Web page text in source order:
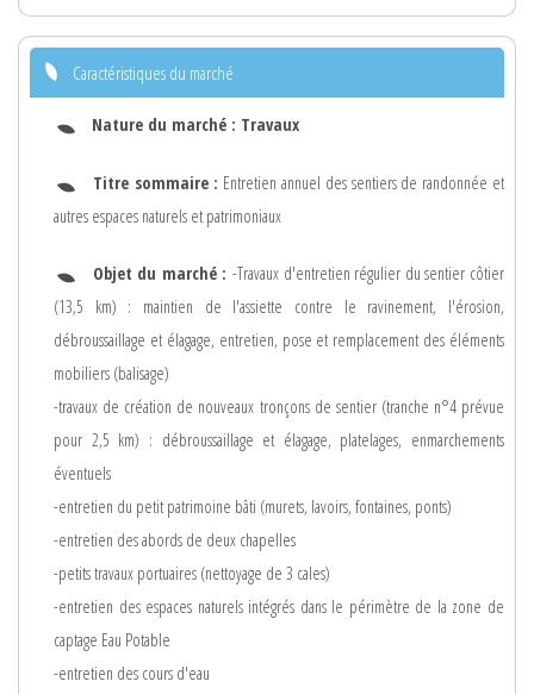
Caractéristiques du marché
Nature du marché : Travaux
Titre sommaire : Entretien annuel des sentiers de randonnée et
autres espaces naturels et patrimoniaux
Objet du marché :-Travaux d'entretien régulier du sentier côtier
(13,5 km) : maintien de l'assiette contre le ravinement, l'érosion,
débroussaillage et élagage, entretien, pose et remplacement des éléments
mobiliers (balisage)
-travaux de création de nouveaux tronçons de sentier (tranche n°4 prévue
pour 2,5 km) : débroussaillage et élagage, platelages, enmarchements
éventuels
-entretien du petit patrimoine bâti (murets, lavoirs, fontaines, ponts)
-entretien des abords de deux chapelles
-petits travaux portuaires (nettoyage de 3 cales)
-entretien des espaces naturels intégrés dans le périmètre de la zone de
captage Eau Potable
-entretien des cours d'eau